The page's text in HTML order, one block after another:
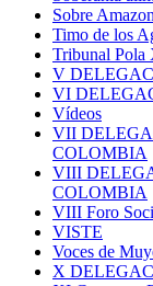
Sobre
Timo de los
Tribunal Pola
V
VI
Vídeos
VII
COLOMBIA
VIII
COLOMBIA
VIII Foro
VISTE
Voces de
X